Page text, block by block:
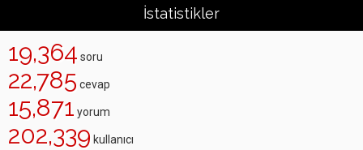
İstatistikler
19,364 soru
22,785 cevap
15,871 yorum
202,339 kullanıcı